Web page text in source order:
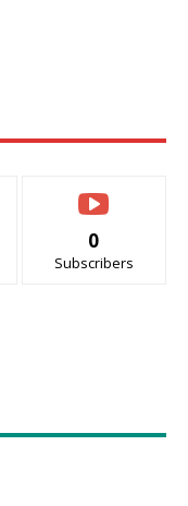
0
Subscribers